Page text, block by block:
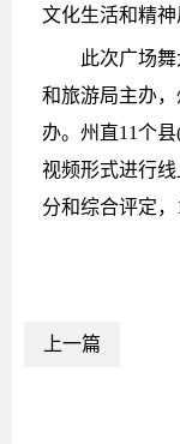
文化生活和精神
此次广场
和旅游局主办
办。州直11个
视频形式进行
分和综合评定，
上一篇